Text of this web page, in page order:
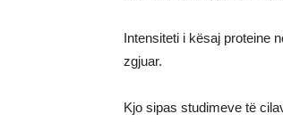
Intensiteti i kësaj proteine
zgjuar.
Kjo sipas studimeve të